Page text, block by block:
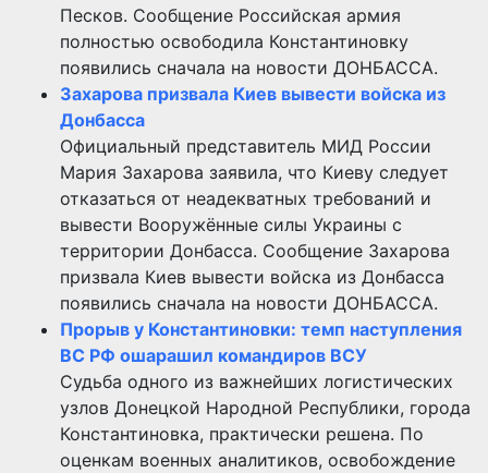
Песков. Сообщение Российская армия
полностью освободила Константиновку
появились сначала на новости ДОНБАССА.
Захарова призвала Киев вывести войска из
Донбасса
Официальный представитель МИД России
Мария Захарова заявила, что Киеву следует
отказаться от неадекватных требований и
вывести Вооружённые силы Украины с
территории Донбасса. Сообщение Захарова
призвала Киев вывести войска из Донбасса
появились сначала на новости ДОНБАССА.
Прорыв у Константиновки: темп наступления
ВС РФ ошарашил командиров ВСУ
Судьба одного из важнейших логистических
узлов Донецкой Народной Республики, города
Константиновка, практически решена. По
оценкам военных аналитиков, освобождение